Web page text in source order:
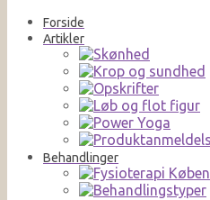
Forside
Artikler
Behandlinger